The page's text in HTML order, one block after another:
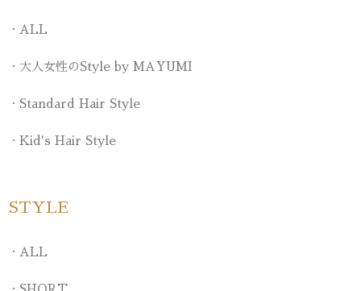
ALL
大人女性のStyle by MAYUMI
Standard Hair Style
Kid's Hair Style
STYLE
ALL